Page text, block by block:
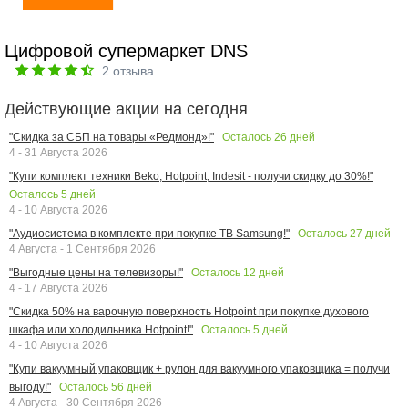
Цифровой супермаркет DNS
2 отзыва
Действующие акции на сегодня
"Скидка за СБП на товары «Редмонд»!" Осталось 26 дней
4 - 31 Августа 2026
"Купи комплект техники Beko, Hotpoint, Indesit - получи скидку до 30%!"
Осталось 5 дней
4 - 10 Августа 2026
"Аудиосистема в комплекте при покупке ТВ Samsung!"
Осталось 27 дней
4 Августа - 1 Сентября 2026
"Выгодные цены на телевизоры!"
Осталось 12 дней
4 - 17 Августа 2026
"Скидка 50% на варочную поверхность Hotpoint при покупке духового
шкафа или холодильника Hotpoint!"
Осталось 5 дней
4 - 10 Августа 2026
"Купи вакуумный упаковщик + рулон для вакуумного упаковщика = получи
выгоду!"
Осталось 56 дней
4 Августа - 30 Сентября 2026